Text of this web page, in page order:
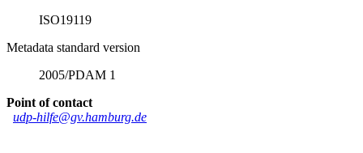
ISO19119
Metadata standard version
2005/PDAM 1
Point of contact
udp-hilfe@gv.hamburg.de